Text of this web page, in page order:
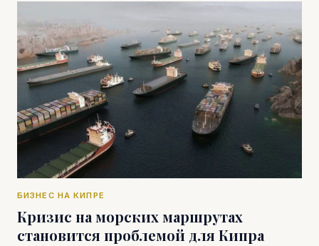
БИЗНЕС НА КИПРЕ
Кризис на морских маршрутах
становится проблемой для Кипра